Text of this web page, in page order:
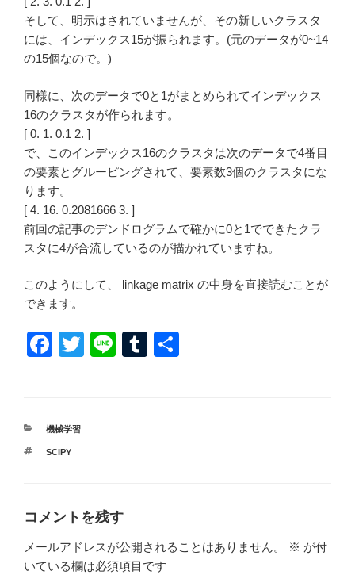
そして、明示はされていませんが、その新しいクラスタ
には、インデックス15が振られます。(元のデータが0~14
の15個なので。)
同様に、次のデータで0と1がまとめられてインデックス
16のクラスタが作られます。
[ 0. 1. 0.1 2. ]
で、このインデックス16のクラスタは次のデータで4番目
の要素とグルーピングされて、要素数3個のクラスタにな
ります。
[ 4. 16. 0.2081666 3. ]
前回の記事のデンドログラムで確かに0と1でできたクラ
スタに4が合流しているのが描かれていますね。
このようにして、 linkage matrix の中身を直接読むことが
できます。
F
e
b
k
T
Li
T
カ
ゴ
機械学習
タ
SCIPY
コメントを残す
メールアドレスが公開されることはありません。 ※ が付
いている欄は必須項目です